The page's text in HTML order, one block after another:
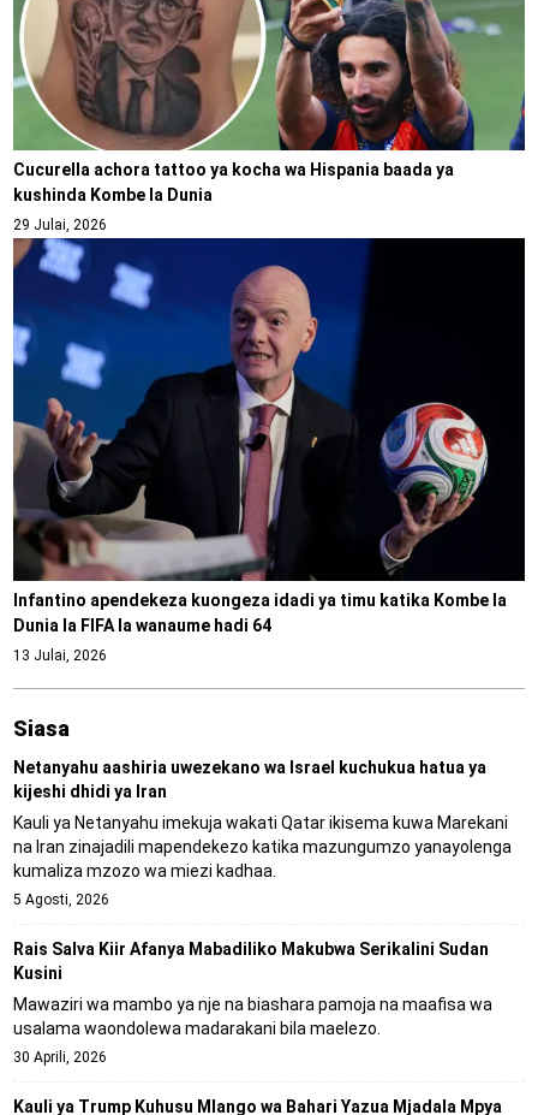
Cucurella achora tattoo ya kocha wa Hispania baada ya
kushinda Kombe la Dunia
29 Julai, 2026
Infantino apendekeza kuongeza idadi ya timu katika Kombe la
Dunia la FIFA la wanaume hadi 64
13 Julai, 2026
Siasa
Netanyahu aashiria uwezekano wa Israel kuchukua hatua ya
kijeshi dhidi ya Iran
Kauli ya Netanyahu imekuja wakati Qatar ikisema kuwa Marekani
na Iran zinajadili mapendekezo katika mazungumzo yanayolenga
kumaliza mzozo wa miezi kadhaa.
5 Agosti, 2026
Rais Salva Kiir Afanya Mabadiliko Makubwa Serikalini Sudan
Kusini
Mawaziri wa mambo ya nje na biashara pamoja na maafisa wa
usalama waondolewa madarakani bila maelezo.
30 Aprili, 2026
Kauli ya Trump Kuhusu Mlango wa Bahari Yazua Mjadala Mpya